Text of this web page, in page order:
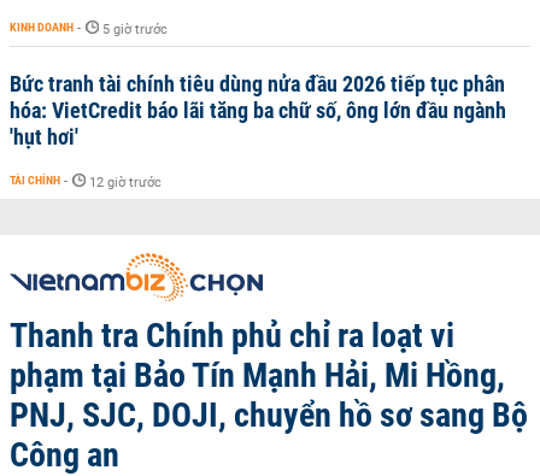
KINH DOANH - 5 giờ trước
Bức tranh tài chính tiêu dùng nửa đầu 2026 tiếp tục phân
hóa: VietCredit báo lãi tăng ba chữ số, ông lớn đầu ngành
'hụt hơi'
TÀI CHÍNH - 12 giờ trước
Thanh tra Chính phủ chỉ ra loạt vi
phạm tại Bảo Tín Mạnh Hải, Mi Hồng,
PNJ, SJC, DOJI, chuyển hồ sơ sang Bộ
Công an